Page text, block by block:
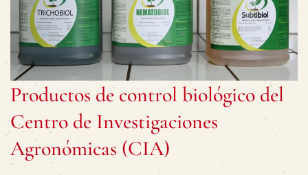
Productos de control biológico del
Centro de Investigaciones
Agronómicas (CIA)